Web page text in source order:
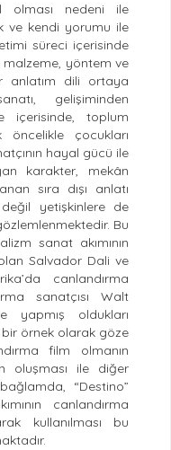
olması nedeni ile
ve kendi yorumu ile
süreci içerisinde
malzeme, yöntem ve
anlatım dili ortaya
gelişiminden
içerisinde, toplum
çocukları
hayal gücü ile
karakter, mekân
sıra dışı anlatı
yetişkinlere de
Bu
sanat akımının
Salvador Dali ve
canlandırma
sanatçısı Walt
yapmış oldukları
bir örnek olarak göze
film olmanın
oluşması ile diğer
“Destino”
canlandırma
kullanılması bu